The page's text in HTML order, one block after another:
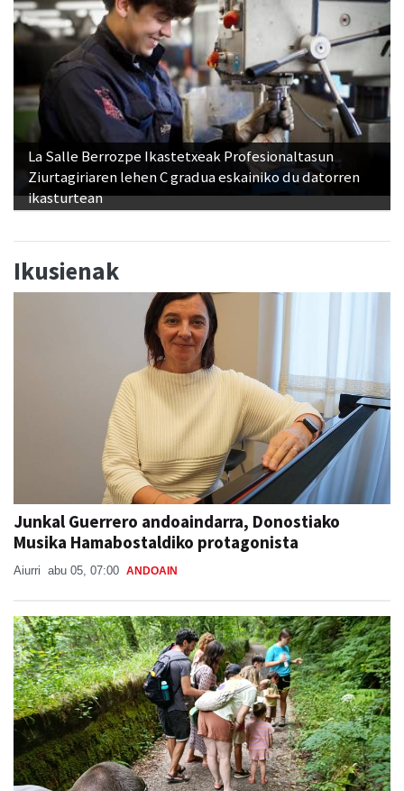
La Salle Berrozpe Ikastetxeak Profesionaltasun
Ziurtagiriaren lehen C gradua eskainiko du datorren
ikasturtean
Ikusienak
Junkal Guerrero andoaindarra, Donostiako
Musika Hamabostaldiko protagonista
Aiurri abu 05, 07:00 ANDOAIN